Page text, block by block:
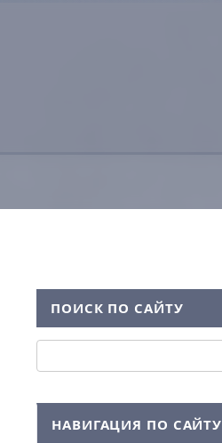
ПОИСК ПО САЙТУ
НАВИГАЦИЯ ПО САЙТУ